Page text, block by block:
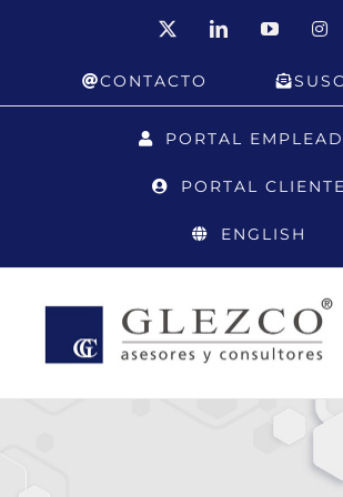
LinkedInYouTube
CONTACTO
PORTAL
PORTAL CLIENTE
ENGLISH